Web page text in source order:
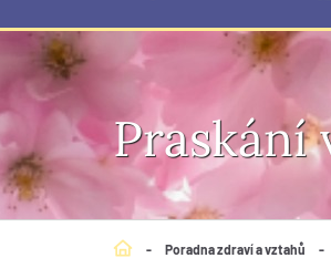
Praskání
- Poradna zdraví a vztahů -